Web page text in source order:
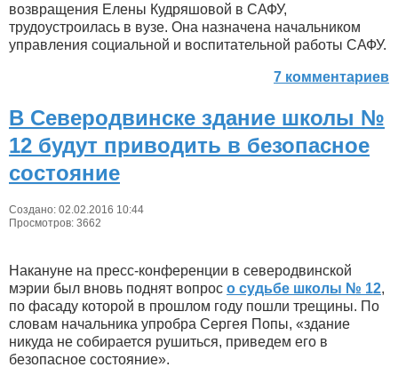
возвращения Елены Кудряшовой в САФУ,
трудоустроилась в вузе. Она назначена начальником
управления социальной и воспитательной работы САФУ.
7 комментариев
В Северодвинске здание школы №
12 будут приводить в безопасное
состояние
Создано: 02.02.2016 10:44
Просмотров: 3662
Накануне на пресс-конференции в северодвинской
мэрии был вновь поднят вопрос о судьбе школы № 12,
по фасаду которой в прошлом году пошли трещины. По
словам начальника упробра Сергея Попы, «здание
никуда не собирается рушиться, приведем его в
безопасное состояние».